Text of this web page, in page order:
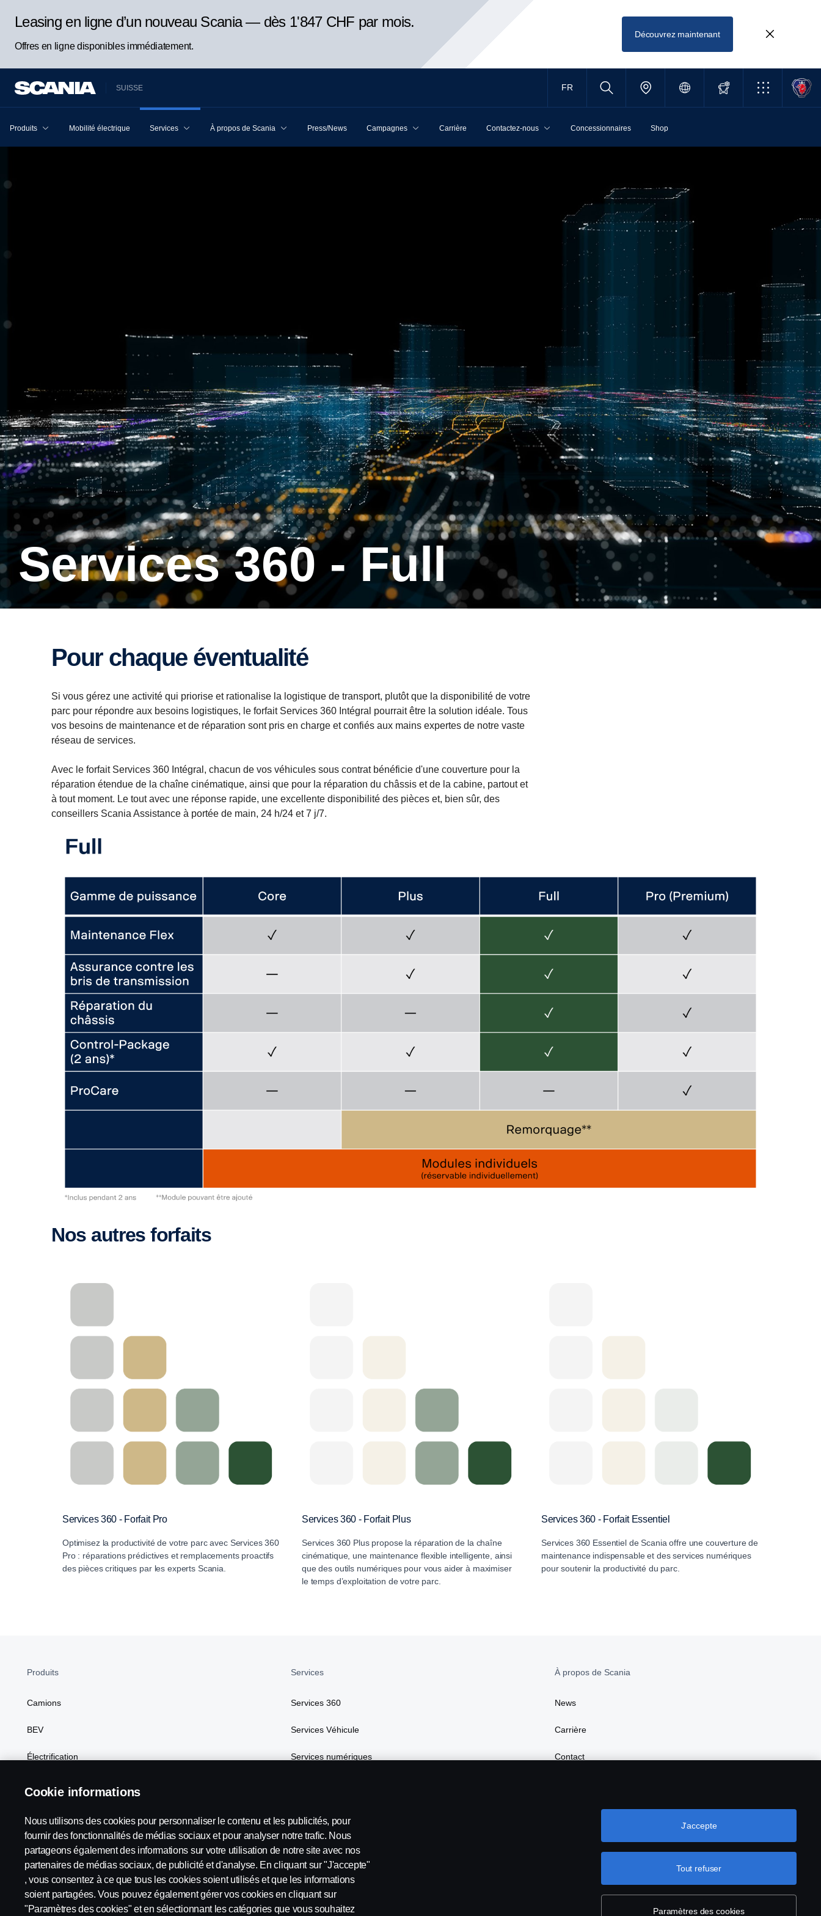
Leasing en ligne d’un nouveau Scania — dès 1'847 CHF par mois.
Offres en ligne disponibles immédiatement.
Découvrez maintenant
SUISSE FR
Produits Mobilité électrique Services À propos de Scania Press/News Campagnes Carrière Contactez-nous Concessionnaires Shop
Services 360 - Full
Pour chaque éventualité
Si vous gérez une activité qui priorise et rationalise la logistique de transport, plutôt que la disponibilité de votre
parc pour répondre aux besoins logistiques, le forfait Services 360 Intégral pourrait être la solution idéale. Tous
vos besoins de maintenance et de réparation sont pris en charge et confiés aux mains expertes de notre vaste
réseau de services.
Avec le forfait Services 360 Intégral, chacun de vos véhicules sous contrat bénéficie d'une couverture pour la
réparation étendue de la chaîne cinématique, ainsi que pour la réparation du châssis et de la cabine, partout et
à tout moment. Le tout avec une réponse rapide, une excellente disponibilité des pièces et, bien sûr, des
conseillers Scania Assistance à portée de main, 24 h/24 et 7 j/7.
Nos autres forfaits
Services 360 - Forfait Pro
Optimisez la productivité de votre parc avec Services 360
Pro : réparations prédictives et remplacements proactifs
des pièces critiques par les experts Scania.
Services 360 - Forfait Plus
Services 360 Plus propose la réparation de la chaîne
cinématique, une maintenance flexible intelligente, ainsi
que des outils numériques pour vous aider à maximiser
le temps d’exploitation de votre parc.
Services 360 - Forfait Essentiel
Services 360 Essentiel de Scania offre une couverture de
maintenance indispensable et des services numériques
pour soutenir la productivité du parc.
Produits
Camions
BEV
Électrification
Services
Services 360
Services Véhicule
Services numériques
À propos de Scania
News
Carrière
Contact
Trouver un distributeur
Scania in Your Region: Suisse
Cookie informations
Nous utilisons des cookies pour personnaliser le contenu et les publicités, pour
fournir des fonctionnalités de médias sociaux et pour analyser notre trafic. Nous
partageons également des informations sur votre utilisation de notre site avec nos
partenaires de médias sociaux, de publicité et d'analyse. En cliquant sur "J'accepte"
, vous consentez à ce que tous les cookies soient utilisés et que les informations
soient partagées. Vous pouvez également gérer vos cookies en cliquant sur
"Paramètres des cookies" et en sélectionnant les catégories que vous souhaitez
Paramètres des cookies
Tout refuser
J'accepte